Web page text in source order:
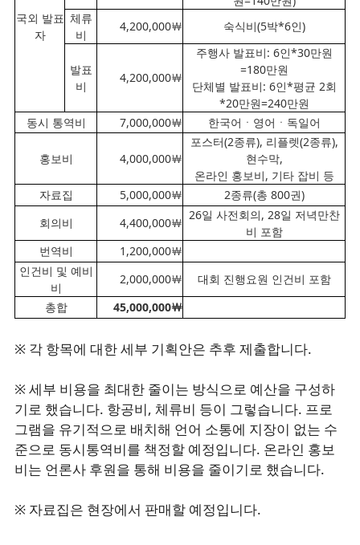
국외 발표
자
체류
비
4,200,000￦ 숙식비(5박*6인)
발표
비
4,200,000￦
주행사 발표비: 6인*30만원
=180만원
단체별 발표비: 6인*평균 2회
*20만원=240만원
동시 통역비
7,000,000￦ 한국어ㆍ영어ㆍ독일어
홍보비 4,000,000￦
포스터(2종류), 리플렛(2종류),
현수막,
온라인 홍보비, 기타 잡비 등
자료집
5,000,000￦
2종류(총 800권)
회의비
4,400,000￦
26일 사전회의, 28일 저녁만찬
비 포함
번역비
1,200,000￦
인건비 및 예비
비
2,000,000￦
대회 진행요원 인건비 포함
총합
45,000,000￦
※ 각 항목에 대한 세부 기획안은 추후 제출합니다.
※ 세부 비용을 최대한 줄이는 방식으로 예산을 구성하
기로 했습니다. 항공비, 체류비 등이 그렇습니다. 프로
그램을 유기적으로 배치해 언어 소통에 지장이 없는 수
준으로 동시통역비를 책정할 예정입니다. 온라인 홍보
비는 언론사 후원을 통해 비용을 줄이기로 했습니다.
※ 자료집은 현장에서 판매할 예정입니다.